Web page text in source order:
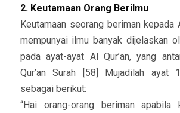
2. Keutamaan Orang Berilmu
Keutamaan seorang beriman kepada
mempunyai ilmu banyak dijelaskan
pada ayat-ayat Al Qur’an, yang
Qur’an Surah [58] Mujadilah ayat
sebagai berikut:
“Hai orang-orang beriman apabila